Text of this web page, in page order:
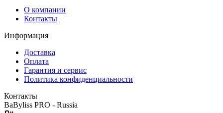
О компании
Контакты
Информация
Доставка
Оплата
Гарантия и сервис
Политика конфиденциальности
Контакты
BaByliss PRO - Russia